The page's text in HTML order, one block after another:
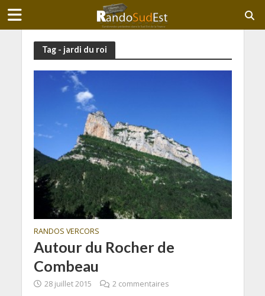
Tag - jardi du roi
RANDOS VERCORS
Autour du Rocher de
Combeau
28 juillet 2015 2 commentaires